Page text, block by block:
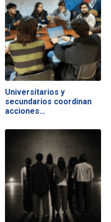
Universitarios y
secundarios coordinan
acciones…